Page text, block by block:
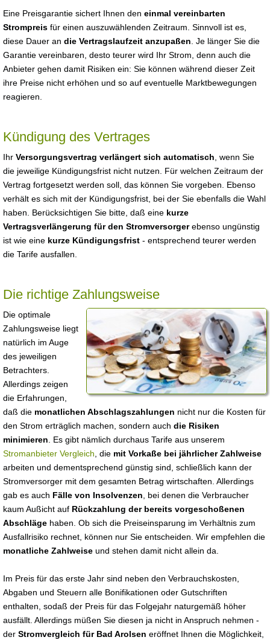
Eine Preisgarantie sichert Ihnen den einmal vereinbarten
Strompreis für einen auszuwählenden Zeitraum. Sinnvoll ist es,
diese Dauer an die Vertragslaufzeit anzupaßen . Je länger Sie die
Garantie vereinbaren, desto teurer wird Ihr Strom, denn auch die
Anbieter gehen damit Risiken ein: Sie können während dieser Zeit
ihre Preise nicht erhöhen und so auf eventuelle Marktbewegungen
reagieren.
Kündigung des Vertrages
Ihr Versorgungsvertrag verlängert sich automatisch , wenn Sie
die jeweilige Kündigungsfrist nicht nutzen. Für welchen Zeitraum der
Vertrag fortgesetzt werden soll, das können Sie vorgeben. Ebenso
verhält es sich mit der Kündigungsfrist, bei der Sie ebenfalls die Wahl
haben. Berücksichtigen Sie bitte, daß eine kurze
Vertragsverlängerung für den Stromversorgerebenso ungünstig
ist wie eine kurze Kündigungsfrist - entsprechend teurer werden
die Tarife ausfallen.
Die richtige Zahlungsweise
Die optimale
Zahlungsweise liegt
natürlich im Auge
des jeweiligen
Betrachters.
Allerdings zeigen
die Erfahrungen,
daß die monatlichen Abschlagszahlungen nicht nur die Kosten für
den Strom erträglich machen, sondern auch die Risiken
minimieren . Es gibt nämlich durchaus Tarife aus unserem
Stromanbieter Vergleich , die mit Vorkaße bei jährlicher Zahlweise
arbeiten und dementsprechend günstig sind, schließlich kann der
Stromversorger mit dem gesamten Betrag wirtschaften. Allerdings
gab es auch Fälle von Insolvenzen , bei denen die Verbraucher
kaum Außicht auf Rückzahlung der bereits vorgeschoßenen
Abschläge haben. Ob sich die Preiseinsparung im Verhältnis zum
Ausfallrisiko rechnet, können nur Sie entscheiden. Wir empfehlen die
monatliche Zahlweise und stehen damit nicht allein da.
Im Preis für das erste Jahr sind neben den Verbrauchskosten,
Abgaben und Steuern alle Bonifikationen oder Gutschriften
enthalten, sodaß der Preis für das Folgejahr naturgemäß höher
ausfällt. Allerdings müßen Sie diesen ja nicht in Anspruch nehmen -
der Stromvergleich für Bad Arolsen eröffnet Ihnen die Möglichkeit,